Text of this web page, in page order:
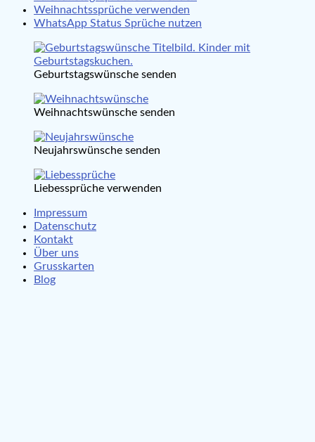
Weihnachtssprüche verwenden
WhatsApp Status Sprüche nutzen
Geburtstagswünsche senden
Weihnachtswünsche senden
Neujahrswünsche senden
Liebessprüche verwenden
Impressum
Datenschutz
Kontakt
Über uns
Grusskarten
Blog